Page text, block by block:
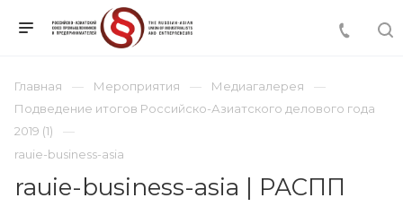
Главная Мероприятия
Медиагалерея
Подведение итогов Российско-Азиатского делового года
2019 (1)
rauie-business-asia
rauie-business-asia | РАСПП